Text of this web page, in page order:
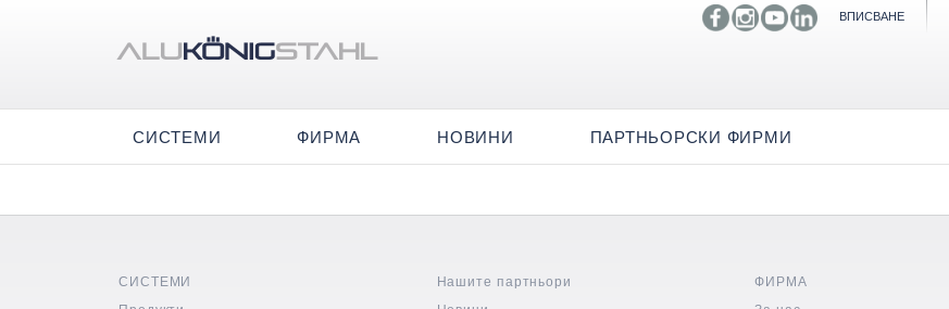
ВПИСВАНЕ
СИСТЕМИ ФИРМА НОВИНИ ПАРТНЬОРСКИ ФИРМИ
СИСТЕМИ
Нашите партньори
ФИРМА